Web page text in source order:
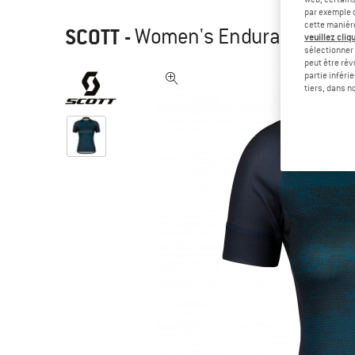
SCOTT -Women's Endurance 30
par
cette
veuillez
sélectionner
peut être
partie
tiers, dans